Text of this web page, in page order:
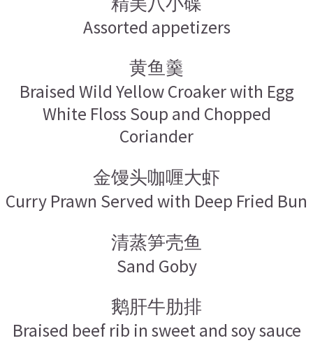
Assorted appetizers
黄鱼羹
Braised Wild Yellow Croaker with Egg
White Floss Soup and Chopped
Coriander
金馒头咖喱大虾
Curry Prawn Served with Deep Fried Bun
清蒸笋壳鱼
Sand Goby
鹅肝牛肋排
Braised beef rib in sweet and soy sauce